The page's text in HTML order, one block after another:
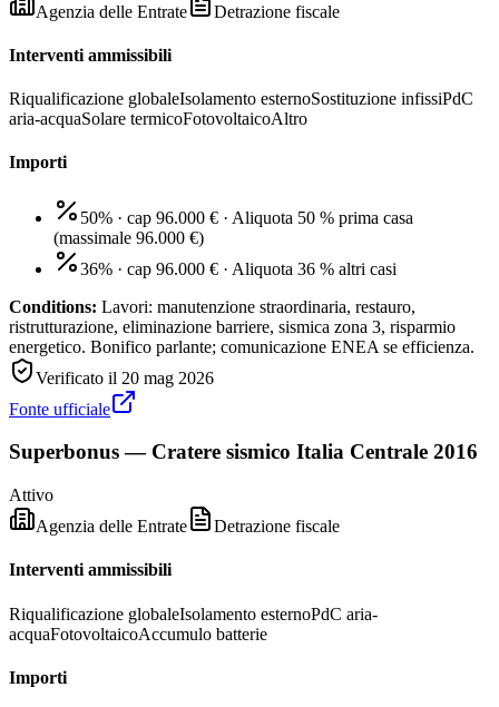
Agenzia delle Entrate
Detrazione fiscale
Interventi ammissibili
Riqualificazione globaleIsolamento esternoSostituzione infissiPdC
aria-acquaSolare termicoFotovoltaicoAltro
Importi
50% · cap 96.000 € · Aliquota 50 % prima casa
(massimale 96.000 €)
36% · cap 96.000 € · Aliquota 36 % altri casi
Conditions: Lavori: manutenzione straordinaria, restauro,
ristrutturazione, eliminazione barriere, sismica zona 3, risparmio
energetico. Bonifico parlante; comunicazione ENEA se efficienza.
Verificato il 20 mag 2026
Fonte ufficiale
Superbonus — Cratere sismico Italia Centrale 2016
Attivo
Agenzia delle Entrate
Detrazione fiscale
Interventi ammissibili
Riqualificazione globaleIsolamento esternoPdC aria-
acquaFotovoltaicoAccumulo batterie
Importi